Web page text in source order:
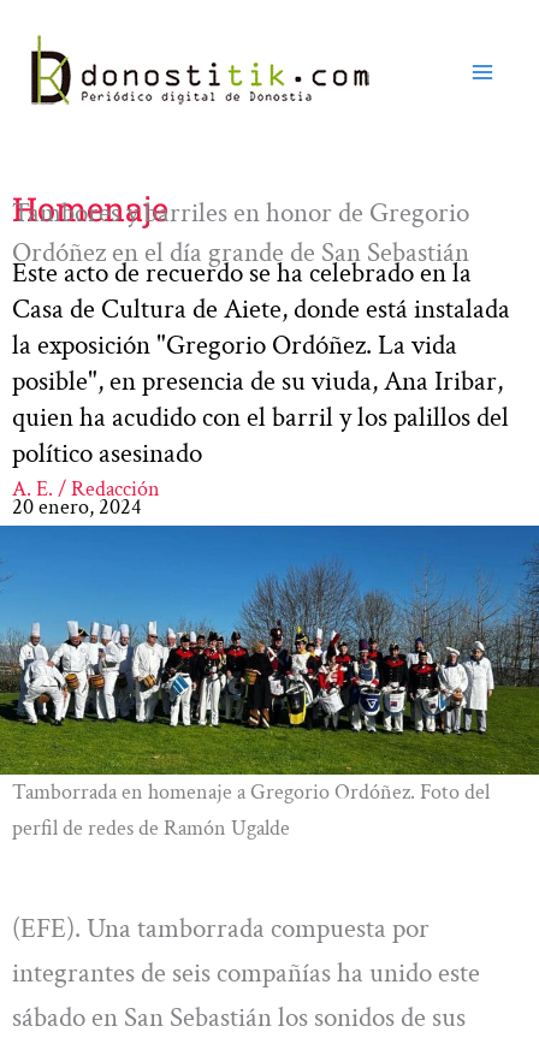
contenido
Homenaje
Tambores y barriles en honor de Gregorio
Ordóñez en el día grande de San Sebastián
Este acto de recuerdo se ha celebrado en la
Casa de Cultura de Aiete, donde está instalada
la exposición "Gregorio Ordóñez. La vida
posible", en presencia de su viuda, Ana Iribar,
quien ha acudido con el barril y los palillos del
político asesinado
A. E. / Redacción
20 enero, 2024
Tamborrada en homenaje a Gregorio Ordóñez. Foto del
perfil de redes de Ramón Ugalde
(EFE). Una tamborrada compuesta por
integrantes de seis compañías ha unido este
sábado en San Sebastián los sonidos de sus